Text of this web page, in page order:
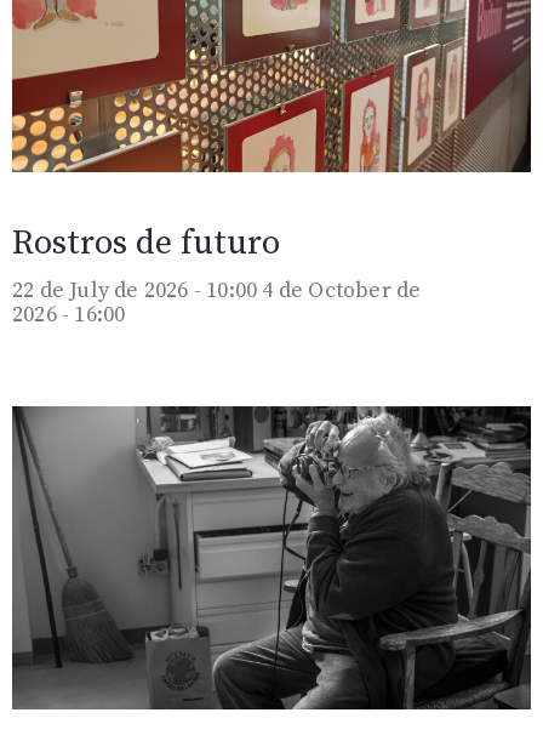
Rostros de futuro
22 de July de 2026 - 10:00 4 de October de
2026 - 16:00